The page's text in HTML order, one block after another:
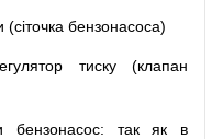
(сіточка бензонасоса)
тиску (клапан
бензонасос: так як
в